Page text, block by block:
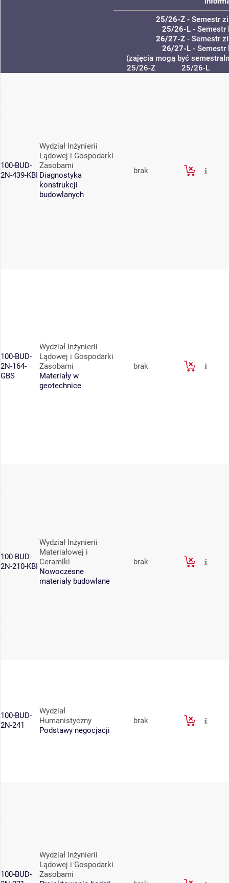
25/26-Z - Semestr
25/26-L -
26/27-Z - Semestr
26/27-L -
(zajęcia mogą być
25/26-Z
25/26-L
100-BUD-
2N-439-KBI
Wydział Inżynierii
Lądowej i Gospodarki
Zasobami
Diagnostyka
konstrukcji
budowlanych
brak
100-BUD-
2N-164-
GBS
Wydział Inżynierii
Lądowej i Gospodarki
Zasobami
Materiały w
geotechnice
brak
100-BUD-
2N-210-KBI
Wydział Inżynierii
Materiałowej i
Ceramiki
Nowoczesne
materiały budowlane
brak
100-BUD-
2N-241
Wydział
Humanistyczny
Podstawy negocjacji
brak
100-BUD-
Wydział Inżynierii
Lądowej i Gospodarki
Zasobami